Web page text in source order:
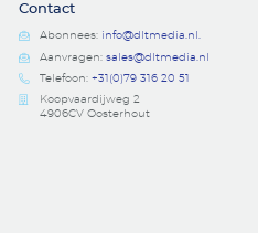
Contact
Abonnees: info@dltmedia.nl.
Aanvragen: sales@dltmedia.nl
Telefoon: +31(0)79 316 20 51
Koopvaardijweg 2
4906CV Oosterhout